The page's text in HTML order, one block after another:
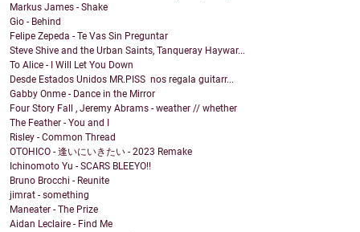
Markus James - Shake
Gio - Behind
Felipe Zepeda - Te Vas Sin Preguntar
Steve Shive and the Urban Saints, Tanqueray Haywar...
To Alice - I Will Let You Down
Desde Estados Unidos MR.PISS nos regala guitarr...
Gabby Onme - Dance in the Mirror
Four Story Fall , Jeremy Abrams - weather // whether
The Feather - You and I
Risley - Common Thread
OTOHICO - 逢いにいきたい - 2023 Remake
Ichinomoto Yu - SCARS BLEEYO!!
Bruno Brocchi - Reunite
jimrat - something
Maneater - The Prize
Aidan Leclaire - Find Me